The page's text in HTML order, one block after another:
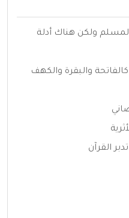
المسلم ولكن هناك أدلة
والبقرة والكهف
تدبر القرآن